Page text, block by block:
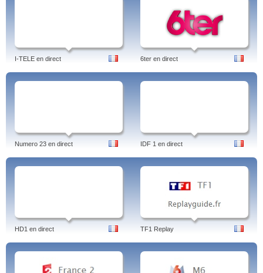
I-TELE en direct 6ter en direct
Numero 23 en direct IDF 1 en direct
HD1 en direct TF1 Replay